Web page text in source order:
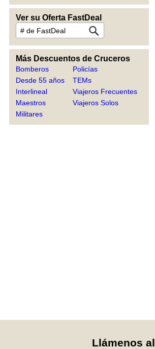
Ver su Oferta FastDeal
Más Descuentos de Cruceros
Bomberos
Desde 55 años
Interlineal
Maestros
Militares
Policías
TEMs
Viajeros Frecuentes
Viajeros Solos
Llámenos al